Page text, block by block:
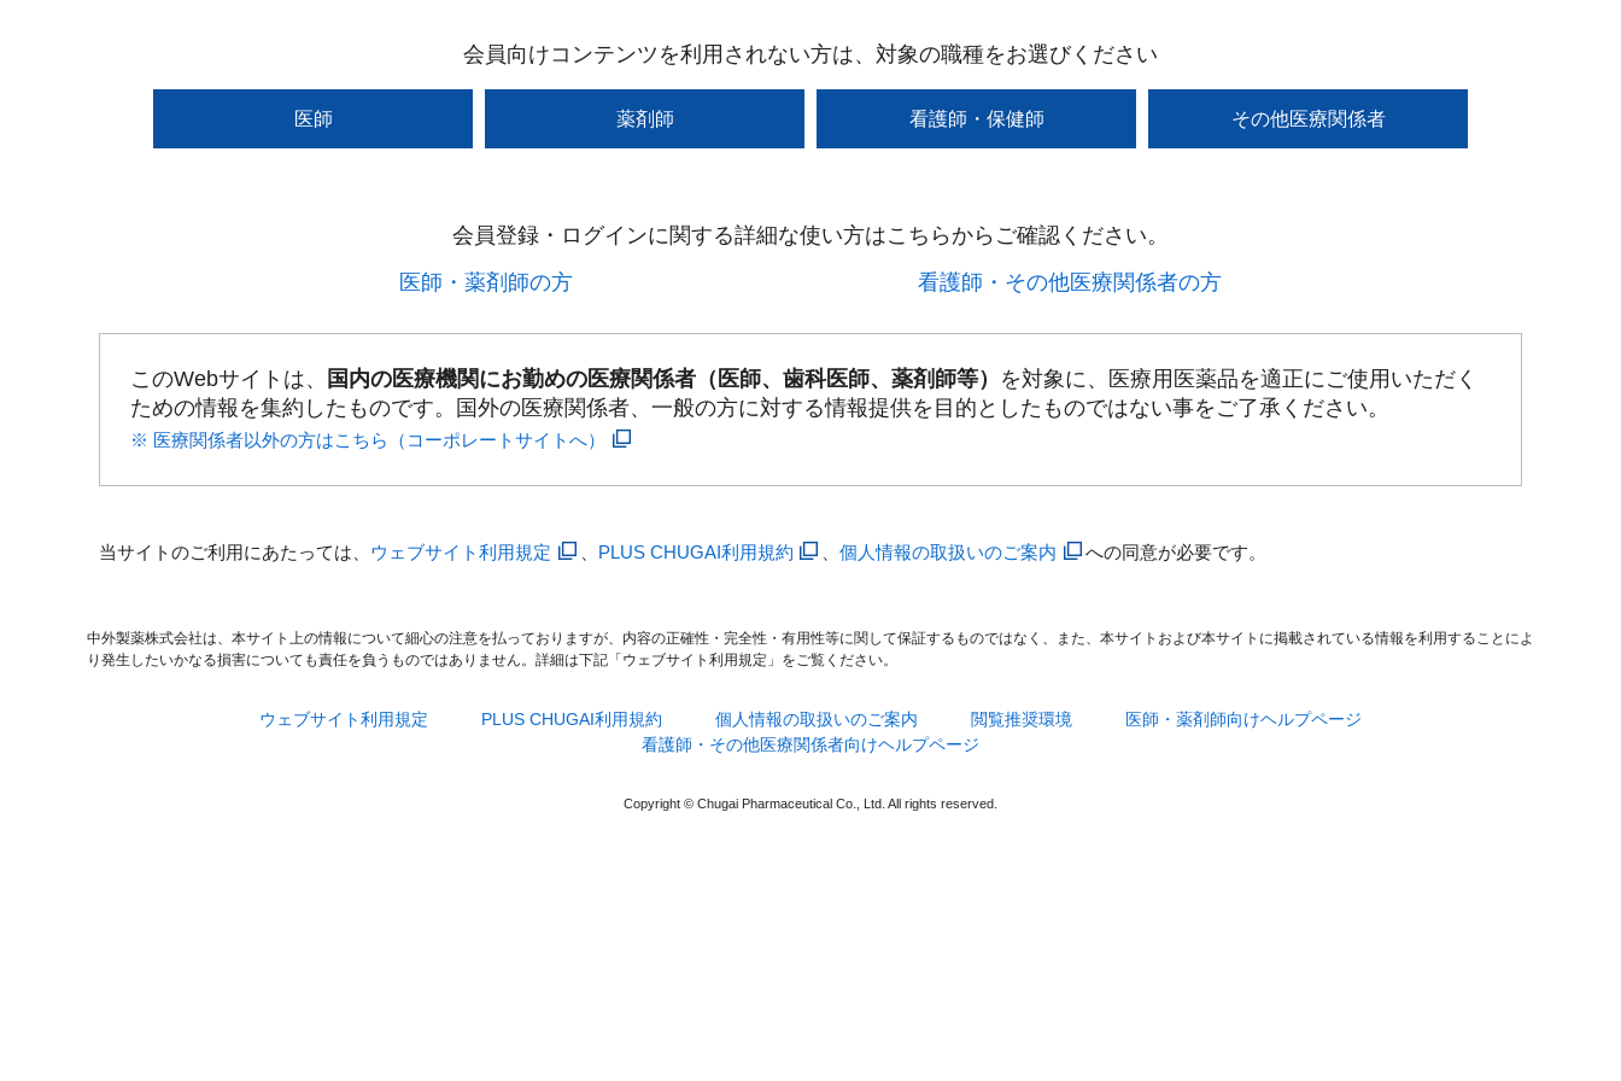
会員向けコンテンツを利用されない方は、対象の職種をお選びください
医師 薬剤師 看護師・保健師 その他医療関係者
会員登録・ログインに関する詳細な使い方はこちらからご確認ください。​
医師・薬剤師の方​
看護師・その他医療関係者の方​
このWebサイトは、 国内の医療機関にお勤めの医療関係者（医師、歯科医師、薬剤師等） を対象に、医療用医薬品を適正にご使用いただく
ための情報を集約したものです。国外の医療関係者、一般の方に対する情報提供を目的としたものではない事をご了承ください。
※ 医療関係者以外の方はこちら（コーポレートサイトへ）
当サイトのご利用にあたっては、 ウェブサイト利用規定 PLUS CHUGAI利用規約 、個人情報の取扱いのご案内 への同意が必要です。
中外製薬株式会社は、本サイト上の情報について細心の注意を払っておりますが、内容の正確性・完全性・有用性等に関して保証するものではなく、また、本サイトおよび本サイトに掲載されている情報を利用することによ
り発生したいかなる損害についても責任を負うものではありません。詳細は下記「ウェブサイト利用規定」をご覧ください。
ウェブサイト利用規定 PLUS CHUGAI利用規約 個人情報の取扱いのご案内 閲覧推奨環境
医師・薬剤師向けヘルプページ
看護師・その他医療関係者向けヘルプページ
Copyright © Chugai Pharmaceutical Co., Ltd. All rights reserved.